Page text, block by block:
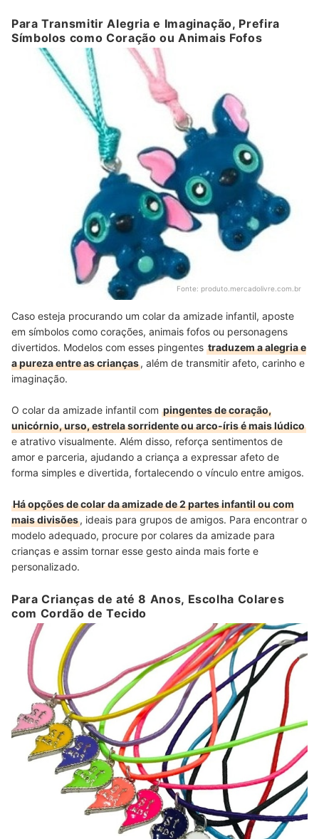
Para Transmitir Alegria e Imaginação, Prefira
Símbolos como Coração ou Animais Fofos
Fonte: produto.mercadolivre.com.br
Caso esteja procurando um colar da amizade infantil, aposte
em símbolos como corações, animais fofos ou personagens
divertidos. Modelos com esses pingentes traduzem a alegria e
a pureza entre as crianças, além de transmitir afeto, carinho e
imaginação.
O colar da amizade infantil com pingentes de coração,
unicórnio, urso, estrela sorridente ou arco-íris é mais lúdico
e atrativo visualmente. Além disso, reforça sentimentos de
amor e parceria, ajudando a criança a expressar afeto de
forma simples e divertida, fortalecendo o vínculo entre amigos.
Há opções de colar da amizade de 2 partes infantil ou com
mais divisões, ideais para grupos de amigos. Para encontrar o
modelo adequado, procure por colares da amizade para
crianças e assim tornar esse gesto ainda mais forte e
personalizado.
Para Crianças de até 8 Anos, Escolha Colares
com Cordão de Tecido